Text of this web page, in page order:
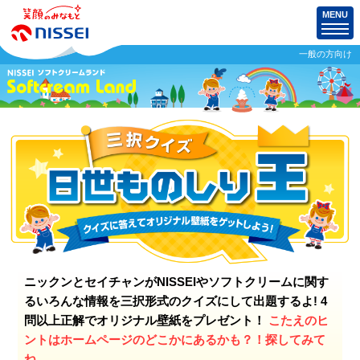
MENU
一般の方向け
ニックンとセイチャンがNISSEIやソフトクリームに関す
るいろんな情報を三択形式のクイズにして出題するよ! 4
問以上正解でオリジナル壁紙をプレゼント！
こたえのヒ
ントはホームページのどこかにあるかも？！探してみて